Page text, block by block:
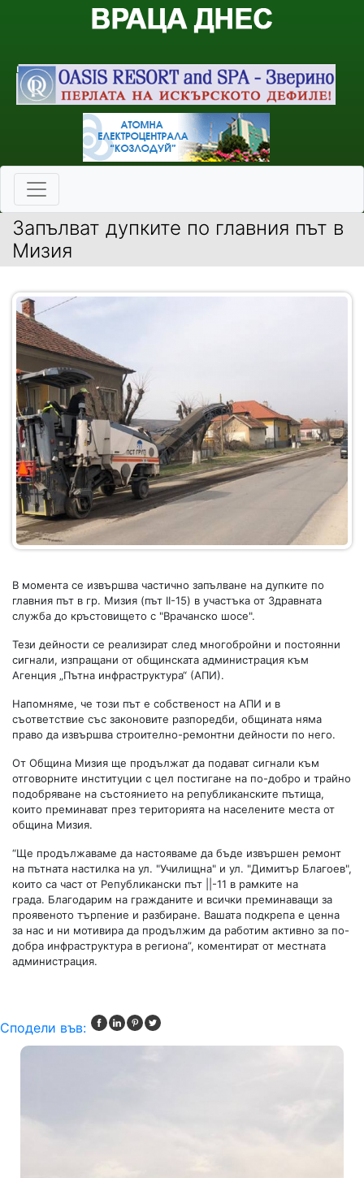
Запълват дупките по главния път в
Мизия
В момента се извършва частично запълване на дупките по
главния път в гр. Мизия (път II-15) в участъка от Здравната
служба до кръстовището с "Врачанско шосе".
Тези дейности се реализират след многобройни и постоянни
сигнали, изпращани от общинската администрация към
Агенция „Пътна инфраструктура“ (АПИ).
Напомняме, че този път е собственост на АПИ и в
съответствие със законовите разпоредби, общината няма
право да извършва строително-ремонтни дейности по него.
От Община Мизия ще продължат да подават сигнали към
отговорните институции с цел постигане на по-добро и трайно
подобряване на състоянието на републиканските пътища,
които преминават през територията на населените места от
община Мизия.
“Ще продължаваме да настояваме да бъде извършен ремонт
на пътната настилка на ул. "Училищна" и ул. "Димитър Благоев",
които са част от Републикански път ||-11 в рамките на
града. Благодарим на гражданите и всички преминаващи за
проявеното търпение и разбиране. Вашата подкрепа е ценна
за нас и ни мотивира да продължим да работим активно за по-
добра инфраструктура в региона”, коментират от местната
администрация.
Сподели във: